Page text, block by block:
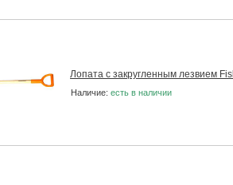
Лопата с закругленным лезвием
Наличие: есть в наличии